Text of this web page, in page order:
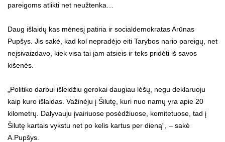
pareigoms atlikti net neužtenka…
Daug išlaidų kas mėnesį patiria ir socialdemokratas Arūnas
Pupšys. Jis sakė, kad kol nepradėjo eiti Tarybos nario pareigų, net
neįsivaizdavo, kiek visa tai jam atsieis ir teks pridėti iš savos
kišenės.
„Politiko darbui išleidžiu gerokai daugiau lėšų, negu deklaruoju
kaip kuro išlaidas. Važinėju į Šilutę, kuri nuo namų yra apie 20
kilometrų. Dalyvauju įvairiuose posėdžiuose, komitetuose, tad į
Šilutę kartais vykstu net po kelis kartus per dieną“, – sakė
A.Pupšys.